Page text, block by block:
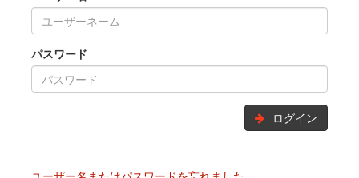
パスワード
ログイン